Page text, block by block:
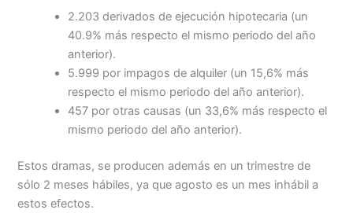
2.203 derivados de ejecución hipotecaria (un
40.9% más respecto el mismo periodo del año
anterior).
5.999 por impagos de alquiler (un 15,6% más
respecto el mismo periodo del año anterior).
457 por otras causas (un 33,6% más respecto el
mismo periodo del año anterior).
Estos dramas, se producen además en un trimestre de
sólo 2 meses hábiles, ya que agosto es un mes inhábil a
estos efectos.